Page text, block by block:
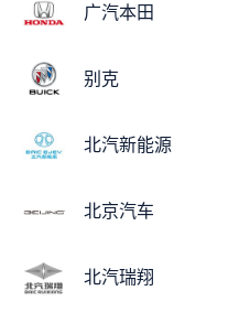
广汽本田
别克
北汽新能源
北京汽车
北汽瑞翔